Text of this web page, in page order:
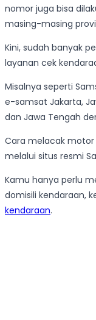
nomor juga bisa
masing-masing
Kini, sudah banyak
layanan cek
Misalnya seperti
e-samsat Jakarta,
dan Jawa Tengah
Cara melacak
melalui situs resmi
Kamu hanya perlu
domisili kendaraan,
kendaraan.